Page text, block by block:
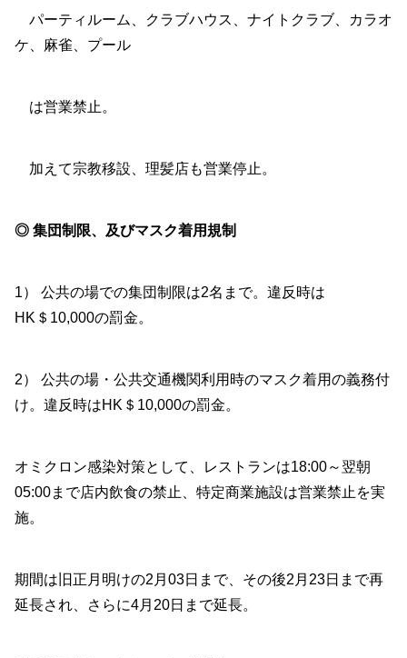
パーティルーム、クラブハウス、ナイトクラブ、カラオ
ケ、麻雀、プール
は営業禁止。
加えて宗教移設、理髪店も営業停止。
◎ 集団制限、及びマスク着用規制
1） 公共の場での集団制限は2名まで。違反時は
HK＄10,000の罰金。
2） 公共の場・公共交通機関利用時のマスク着用の義務付
け。違反時はHK＄10,000の罰金。
オミクロン感染対策として、レストランは18:00～翌朝
05:00まで店内飲食の禁止、特定商業施設は営業禁止を実
施。
期間は旧正月明けの2月03日まで、その後2月23日まで再
延長され、さらに4月20日まで延長。